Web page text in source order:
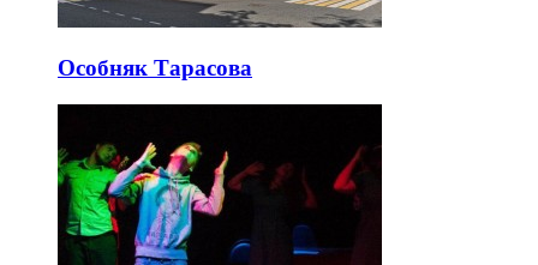
Особняк Тарасова